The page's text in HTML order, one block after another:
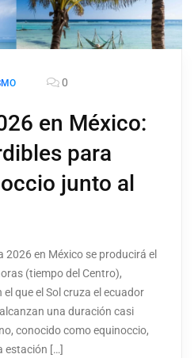
0
en México:
para
junto al
2026 en México se producirá el
(tiempo del Centro),
que el Sol cruza el ecuador
una duración casi
conocido como equinoccio,
estación […]